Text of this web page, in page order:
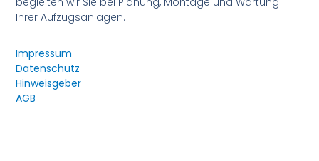
Ihrer Aufzugsanlagen.
Impressum
Datenschutz
Hinweisgeber
AGB